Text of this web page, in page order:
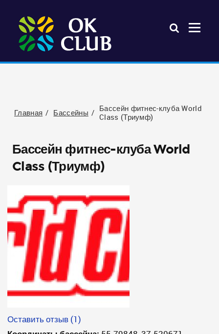
Главная Бассейны
Бассейн фитнес-клуба World
Class (Триумф)
Бассейн фитнес-клуба World
Class (Триумф)
Оставить отзыв (1)